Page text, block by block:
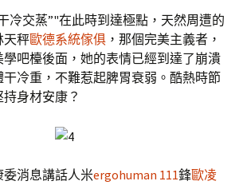
冷交蒸”"在此時到達極點，天然周遭的
天秤歐德系統傢俱 ，那個完美主義者，
吧檯後面，她的表情已經到達了崩潰
冷重，不難惹起脾胃衰弱。酷熱時節
身材安康？
委消息講話人米ergohuman 111鋒歐凌